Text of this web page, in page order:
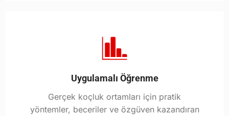
Uygulamalı Öğrenme
Gerçek koçluk ortamları için pratik
yöntemler, beceriler ve özgüven kazandıran